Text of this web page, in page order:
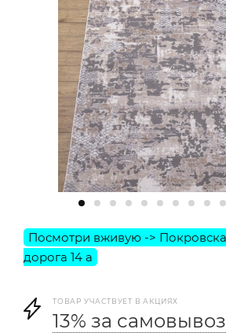
ТОВАР УЧАСТВУЕТ В АКЦИЯХ
13% за самовывоз